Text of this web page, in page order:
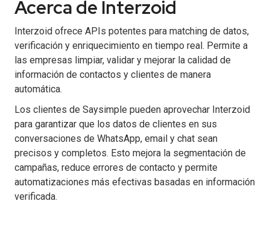
Acerca de Interzoid
Interzoid ofrece APIs potentes para matching de datos,
verificación y enriquecimiento en tiempo real. Permite a
las empresas limpiar, validar y mejorar la calidad de
información de contactos y clientes de manera
automática.
Los clientes de Saysimple pueden aprovechar Interzoid
para garantizar que los datos de clientes en sus
conversaciones de WhatsApp, email y chat sean
precisos y completos. Esto mejora la segmentación de
campañas, reduce errores de contacto y permite
automatizaciones más efectivas basadas en información
verificada.